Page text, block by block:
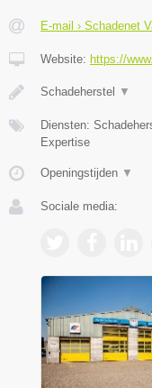
E-mail › Schadenet
Website: https://
Schadeherstel ▼
Diensten:
Expertise
Openingstijden ▼
Sociale media: